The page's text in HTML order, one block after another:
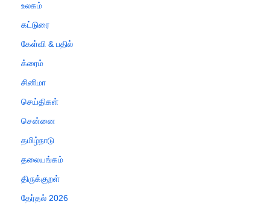
உலகம்
கட்டுரை
கேள்வி & பதில்
க்ரைம்
சினிமா
செய்திகள்
சென்னை
தமிழ்நாடு
தலையங்கம்
திருக்குறள்
தேர்தல் 2026